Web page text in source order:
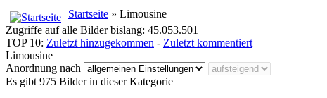
Startseite » Limousine
Zugriffe auf alle Bilder bislang: 45.053.501
TOP 10: Zuletzt hinzugekommen - Zuletzt kommentiert
Limousine
Anordnung nach
Es gibt 975 Bilder in dieser Kategorie